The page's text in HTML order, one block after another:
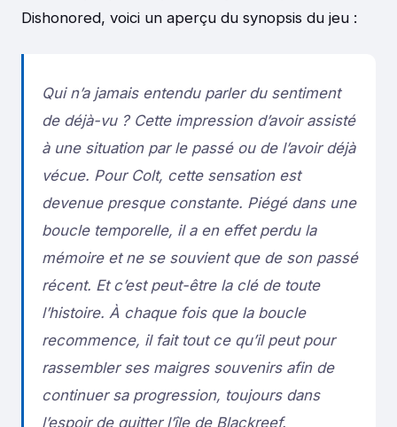
Dishonored, voici un aperçu du synopsis du jeu :
Qui n’a jamais entendu parler du sentiment
de déjà-vu ? Cette impression d’avoir assisté
à une situation par le passé ou de l’avoir déjà
vécue. Pour Colt, cette sensation est
devenue presque constante. Piégé dans une
boucle temporelle, il a en effet perdu la
mémoire et ne se souvient que de son passé
récent. Et c’est peut-être la clé de toute
l’histoire. À chaque fois que la boucle
recommence, il fait tout ce qu’il peut pour
rassembler ses maigres souvenirs afin de
continuer sa progression, toujours dans
l’espoir de quitter l’île de Blackreef.